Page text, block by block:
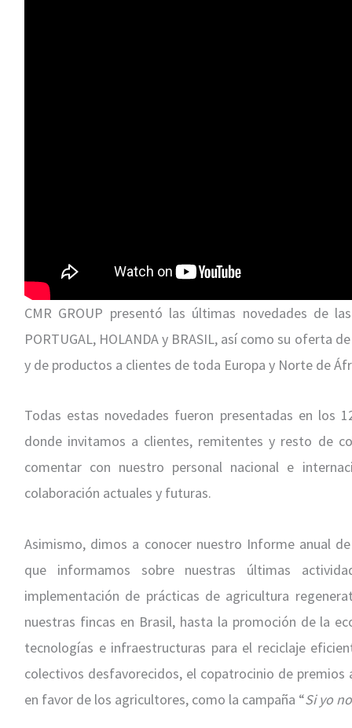
CMR GROUP presentó las últimas novedades de
PORTUGAL, HOLANDA y BRASIL, así como su oferta
y de productos a clientes de toda Europa y Norte de
Todas estas novedades fueron presentadas en los
donde invitamos a clientes, remitentes y resto de
comentar con nuestro personal nacional e
colaboración actuales y futuras.
Asimismo, dimos a conocer nuestro Informe anual
que informamos sobre nuestras últimas
implementación de prácticas de agricultura
nuestras fincas en Brasil, hasta la promoción de la
tecnologías e infraestructuras para el reciclaje
colectivos desfavorecidos, el copatrocinio de premios
en favor de los agricultores, como la campaña “Si yo